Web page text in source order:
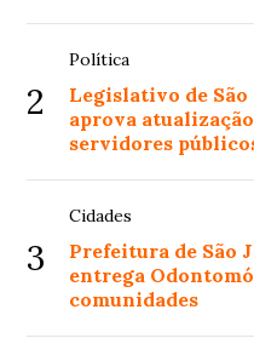
2
Política
Legislativo de São
aprova
servidores
3
Cidades
Prefeitura de São
entrega
comunidades